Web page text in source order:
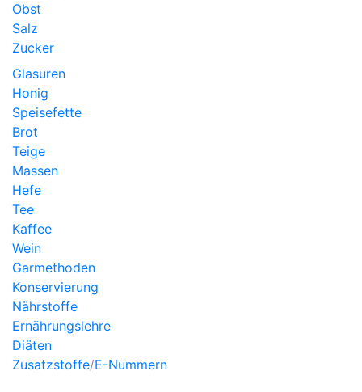
Obst
Salz
Zucker
Glasuren
Honig
Speisefette
Brot
Teige
Massen
Hefe
Tee
Kaffee
Wein
Garmethoden
Konservierung
Nährstoffe
Ernährungslehre
Diäten
Zusatzstoffe/E-Nummern